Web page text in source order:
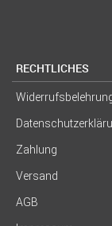
RECHTLICHES
Zahlung
Versand
AGB